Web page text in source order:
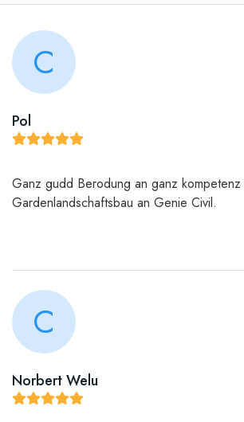
C
Pol
Ganz gudd Berodung an ganz kompetenz
Gardenlandschaftsbau an Genie Civil.
C
Norbert Welu